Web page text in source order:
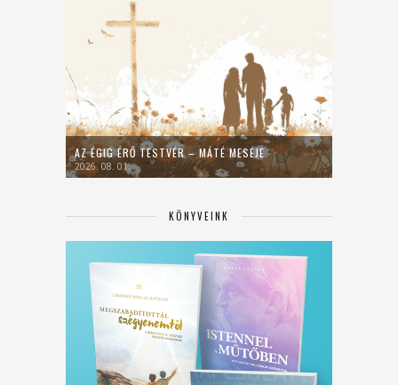
AZ ÉGIG ÉRŐ TESTVÉR – MÁTÉ MESÉJE
2026. 08. 01.
KÖNYVEINK